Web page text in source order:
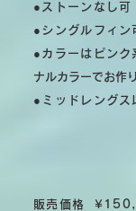
●ストーンなし可
●シングルフィン
●カラーはピンク
ナルカラーでお作
●​ミッドレングス
販売価格